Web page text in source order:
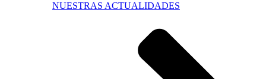
NUESTRAS ACTUALIDADES